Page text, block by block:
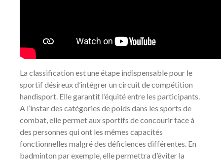
La classification est une étape indispensable pour le
sportif désireux d’intégrer un circuit de compétition
handisport. Elle garantit l’équité entre les participants.
A l’instar des catégories de poids dans les sports de
combat, elle permet aux sportifs de concourir face à
des personnes qui ont les mêmes capacités
fonctionnelles malgré des déficiences différentes. En
badminton par exemple, elle permettra d’éviter la